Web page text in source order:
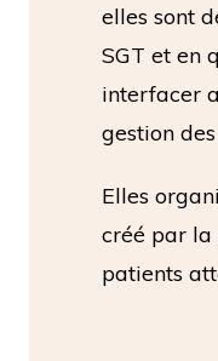
elles sont
SGT et en
interfacer
gestion
Elles
créé par la
patients